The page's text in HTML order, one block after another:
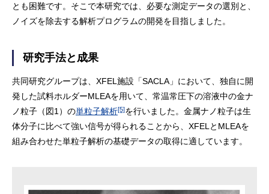
とも困難です。そこで本研究では、必要な測定データの選別と、
ノイズを除去する解析プログラムの開発を目指しました。
研究手法と成果
共同研究グループは、XFEL施設「SACLA」において、独自に開
発した試料ホルダーMLEAを用いて、常温常圧下の溶液中の金ナ
ノ粒子（図1）の単粒子解析[5]を行いました。金属ナノ粒子は生
体分子に比べて強い信号が得られることから、XFELとMLEAを
組み合わせた単粒子解析の基礎データの取得に適しています。